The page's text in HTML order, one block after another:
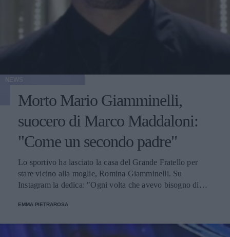
Morto Mario Giamminelli,
suocero di Marco Maddaloni:
"Come un secondo padre"
Lo sportivo ha lasciato la casa del Grande Fratello per
stare vicino alla moglie, Romina Giamminelli. Su
Instagram la dedica: "Ogni volta che avevo bisogno di
EMMA PIETRAROSA